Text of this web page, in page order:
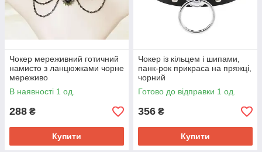
Чокер мереживний готичний
намисто з ланцюжками чорне
мереживо
В наявності 1 од.
288 ₴
Купити
Чокер із кільцем і шипами,
панк-рок прикраса на пряжці,
чорний
Готово до відправки 1 од.
356 ₴
Купити